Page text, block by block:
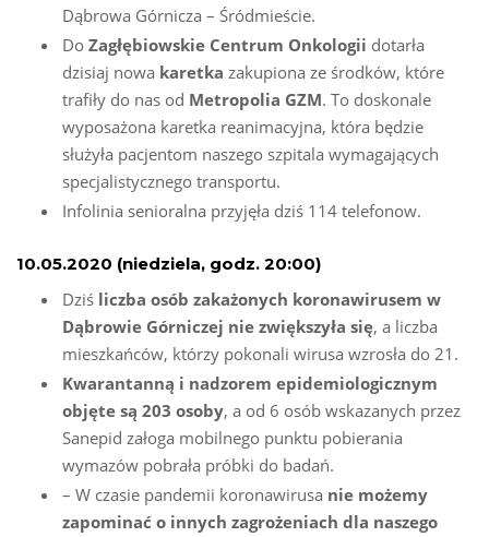
Dąbrowa Górnicza – Śródmieście.
Do Zagłębiowskie Centrum Onkologii dotarła
dzisiaj nowa karetka zakupiona ze środków, które
trafiły do nas od Metropolia GZM. To doskonale
wyposażona karetka reanimacyjna, która będzie
służyła pacjentom naszego szpitala wymagających
specjalistycznego transportu.
Infolinia senioralna przyjęła dziś 114 telefonow.
10.05.2020 (niedziela, godz. 20:00)
Dziś liczba osób zakażonych koronawirusem w
Dąbrowie Górniczej nie zwiększyła się, a liczba
mieszkańców, którzy pokonali wirusa wzrosła do 21.
Kwarantanną i nadzorem epidemiologicznym
objęte są 203 osoby, a od 6 osób wskazanych przez
Sanepid załoga mobilnego punktu pobierania
wymazów pobrała próbki do badań.
– W czasie pandemii koronawirusa nie możemy
zapominać o innych zagrożeniach dla naszego